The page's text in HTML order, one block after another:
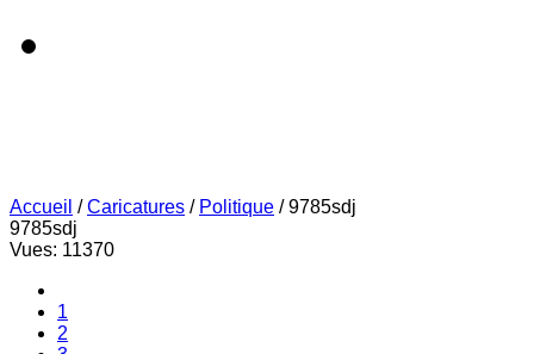
Accueil /Caricatures / Politique /9785sdj
9785sdj
Vues: 11370
1
2